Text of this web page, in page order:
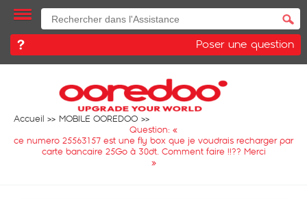
Poser une question
Accueil
MOBILE OOREDOO
Question: «
ce numero 25563157 est une fly box que je voudrais recharger par
carte bancaire 25Go à 30dt. Comment faire !!?? Merci
»